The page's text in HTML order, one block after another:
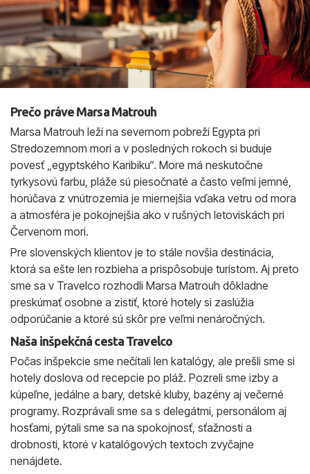
Prečo práve Marsa Matrouh
Marsa Matrouh leží na severnom pobreží Egypta pri
Stredozemnom mori a v posledných rokoch si buduje
povesť „egyptského Karibiku“. More má neskutočne
tyrkysovú farbu, pláže sú piesočnaté a často veľmi jemné,
horúčava z vnútrozemia je miernejšia vďaka vetru od mora
a atmosféra je pokojnejšia ako v rušných letoviskách pri
Červenom mori.
Pre slovenských klientov je to stále novšia destinácia,
ktorá sa ešte len rozbieha a prispôsobuje turistom. Aj preto
sme sa v Travelco rozhodli Marsa Matrouh dôkladne
preskúmať osobne a zistiť, ktoré hotely si zaslúžia
odporúčanie a ktoré sú skôr pre veľmi nenáročných.
Naša inšpekčná cesta Travelco
Počas inšpekcie sme nečítali len katalógy, ale prešli sme si
hotely doslova od recepcie po pláž. Pozreli sme izby a
kúpeľne, jedálne a bary, detské kluby, bazény aj večerné
programy. Rozprávali sme sa s delegátmi, personálom aj
hosťami, pýtali sme sa na spokojnosť, sťažnosti a
drobnosti, ktoré v katalógových textoch zvyčajne
nenájdete.